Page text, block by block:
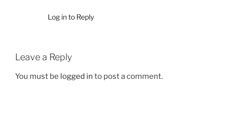
Log in to Reply
Leave a Reply
You must be logged in to post a comment.